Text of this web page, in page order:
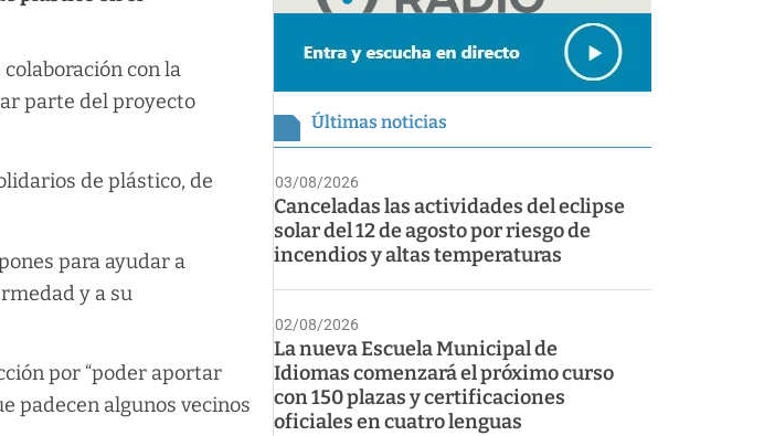
con la
parte del proyecto
de plástico, de
para ayudar a
y a su
por “poder aportar
padecen algunos vecinos
Últimas noticias
03/08/2026
Canceladas las actividades del eclipse
solar del 12 de agosto por riesgo de
incendios y altas temperaturas
02/08/2026
La nueva Escuela Municipal de
Idiomas comenzará el próximo curso
con 150 plazas y certificaciones
oficiales en cuatro lenguas